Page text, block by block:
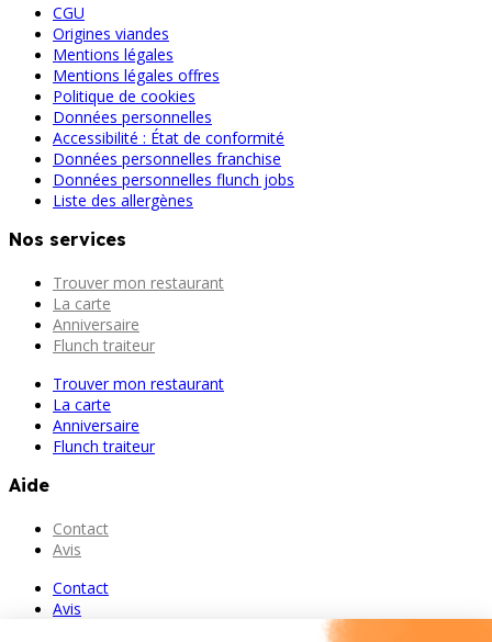
CGU
Origines viandes
Mentions légales
Mentions légales offres
Politique de cookies
Données personnelles
Accessibilité : État de conformité
Données personnelles franchise
Données personnelles flunch jobs
Liste des allergènes
Nos services
Trouver mon restaurant
La carte
Anniversaire
Flunch traiteur
Trouver mon restaurant
La carte
Anniversaire
Flunch traiteur
Aide
Contact
Avis
Contact
Avis